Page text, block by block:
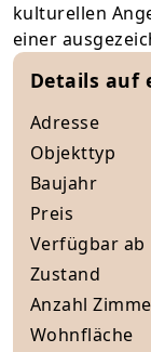
kulturellen
einer
Details auf
Adresse
Objekttyp
Baujahr
Preis
Verfügbar ab
Zustand
Anzahl
Wohnfläche